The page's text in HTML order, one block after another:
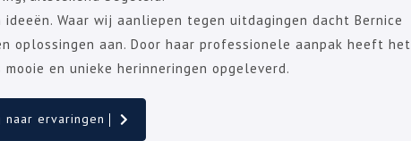
Waar wij aanliepen tegen uitdagingen dacht Bernice
oplossingen aan. Door haar professionele aanpak heeft het
en unieke herinneringen opgeleverd.
naar ervaringen